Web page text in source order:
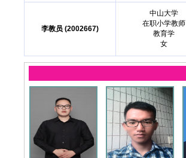
李教员 (2002667)
中山大学
在职小学教师
教育学
女